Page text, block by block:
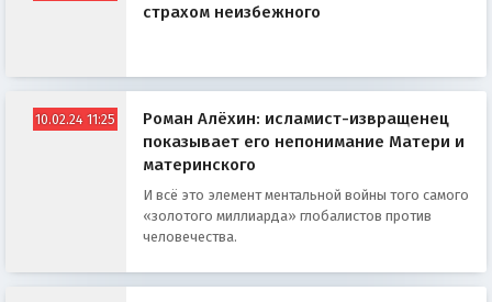
страхом неизбежного
10.02.24 11:25
Роман Алёхин: исламист-извращенец
показывает его непонимание Матери и
материнского
И всё это элемент ментальной войны того самого
«золотого миллиарда» глобалистов против
человечества.